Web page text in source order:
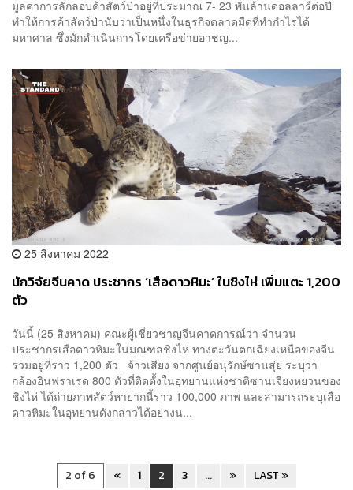
มูลค่าการลักลอบค้าสัตว์ป่าอยู่ที่ประมาณ 7- 23 พันล้านดอลลาร์ต่อปี
ทำให้การค้าสัตว์ป่านับว่าเป็นหนึ่งในธุรกิจตลาดมืดที่ทำกำไรได้
มหาศาล ซึ่งมักดำเนินการโดยเครือข่ายอาชญ...
25 สิงหาคม 2022
นักวิจัยจีนคาด ประชากร ‘เสือดาวหิมะ’ ในชิงไห่ เพิ่มแตะ 1,200
ตัว
วันนี้ (25 สิงหาคม) คณะผู้เชี่ยวชาญจีนคาดการณ์ว่า จำนวน
ประชากรเสือดาวหิมะในมณฑลชิงไห่ ทางตะวันตกเฉียงเหนือของจีน
รวมอยู่ที่ราว 1,200 ตัว จ้าวเสียง จากศูนย์อนุรักษ์ซานสุ่ย ระบุว่า
กล้องอินฟราเรด 800 ตัวที่ติดตั้งในอุทยานแห่งชาติซานเจียงหยวนของ
ชิงไห่ ได้ถ่ายภาพสัตว์หายากนี้ราว 100,000 ภาพ และสามารถระบุเสือ
ดาวหิมะในอุทยานดังกล่าวได้อย่างน...
2 of 6 « 1 2 3 ... » LAST »